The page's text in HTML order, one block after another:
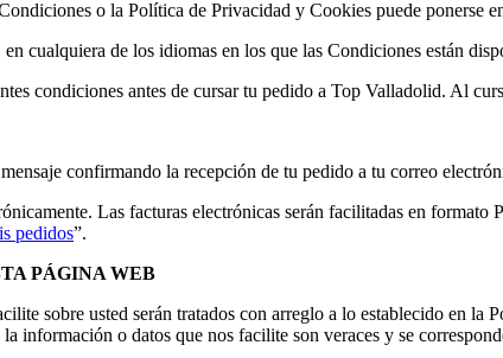
o la Política de Privacidad y Cookies puede ponerse
cualquiera de los idiomas en los que las Condiciones están
condiciones antes de cursar tu pedido a Top Valladolid. Al
confirmando la recepción de tu pedido a tu correo
Las facturas electrónicas serán facilitadas en
pedidos”.
PÁGINA WEB
sobre usted serán tratados con arreglo a lo establecido en
información o datos que nos facilite son veraces y se